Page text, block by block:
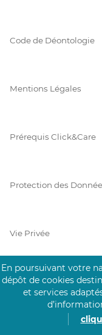
Code de Déontologie
Mentions Légales
Prérequis Click&Care
Protection des
Vie Privée
PAIEMENT SÉCURISÉ
La collecte de vos
et assurée par
En poursuivant votre
dépôt de cookies
et services